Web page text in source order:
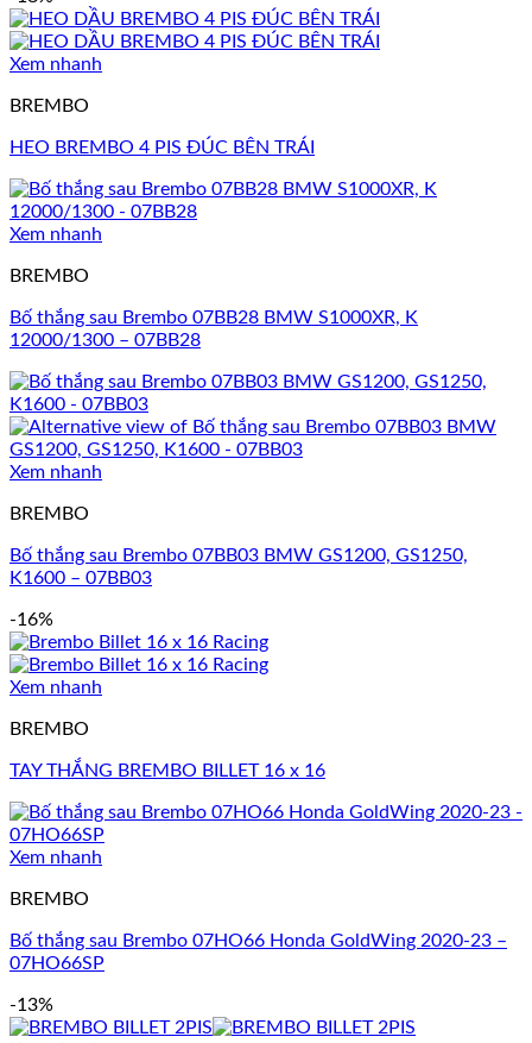
Xem nhanh
BREMBO
HEO BREMBO 4 PIS ĐÚC BÊN TRÁI
Xem nhanh
BREMBO
Bố thắng sau Brembo 07BB28 BMW S1000XR, K
12000/1300 – 07BB28
Xem nhanh
BREMBO
Bố thắng sau Brembo 07BB03 BMW GS1200, GS1250,
K1600 – 07BB03
-16%
Xem nhanh
BREMBO
TAY THẮNG BREMBO BILLET 16 x 16
Xem nhanh
BREMBO
Bố thắng sau Brembo 07HO66 Honda GoldWing 2020-23 –
07HO66SP
-13%